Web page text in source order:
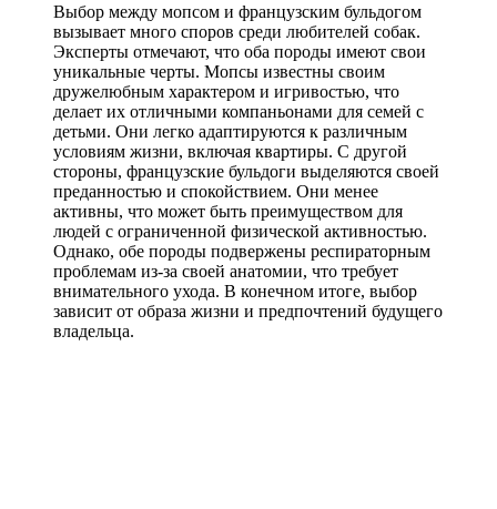
Выбор между мопсом и французским бульдогом
вызывает много споров среди любителей собак.
Эксперты отмечают, что оба породы имеют свои
уникальные черты. Мопсы известны своим
дружелюбным характером и игривостью, что
делает их отличными компаньонами для семей с
детьми. Они легко адаптируются к различным
условиям жизни, включая квартиры. С другой
стороны, французские бульдоги выделяются своей
преданностью и спокойствием. Они менее
активны, что может быть преимуществом для
людей с ограниченной физической активностью.
Однако, обе породы подвержены респираторным
проблемам из-за своей анатомии, что требует
внимательного ухода. В конечном итоге, выбор
зависит от образа жизни и предпочтений будущего
владельца.